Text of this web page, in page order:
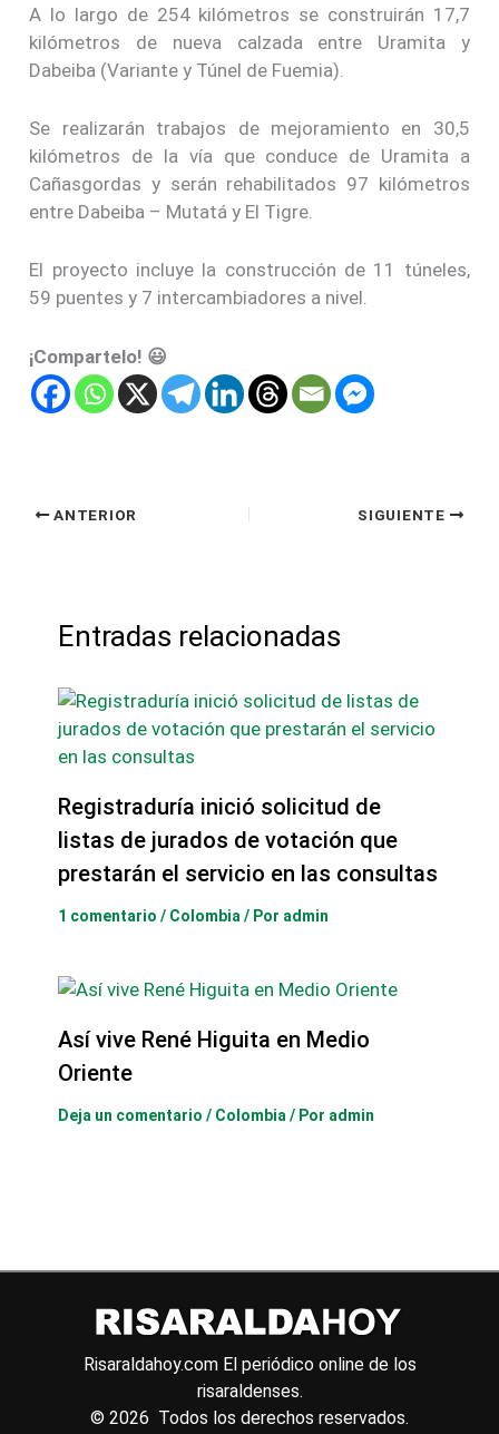
A lo largo de 254 kilómetros se construirán 17,7
kilómetros de nueva calzada entre Uramita y
Dabeiba (Variante y Túnel de Fuemia).
Se realizarán trabajos de mejoramiento en 30,5
kilómetros de la vía que conduce de Uramita a
Cañasgordas y serán rehabilitados 97 kilómetros
entre Dabeiba – Mutatá y El Tigre.
El proyecto incluye la construcción de 11 túneles,
59 puentes y 7 intercambiadores a nivel.
¡Compartelo! 😃
ANTERIOR SIGUIENTE
Entradas relacionadas
Registraduría inició solicitud de
listas de jurados de votación que
prestarán el servicio en las consultas
1 comentario / Colombia / Por admin
Así vive René Higuita en Medio
Oriente
Deja un comentario / Colombia / Por admin
Risaraldahoy.com El periódico online de los
risaraldenses.
© 2026 Todos los derechos reservados.